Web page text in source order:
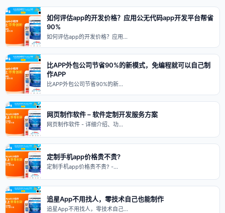
如何评估app的开发价格？应用公无代码app开发平台帮省
90%
如何评估app的开发价格？应用…
比APP外包公司节省90%的新模式，免编程就可以自己制
作APP
比APP外包公司节省90%的新…
网页制作软件 – 软件定制开发服务方案
网页制作软件 - 详细介绍、功…
定制手机app价格贵不贵?
定制手机app价格贵不贵? -…
追星App不用找人，零技术自己也能制作
追星App不用找人，零技术自己…